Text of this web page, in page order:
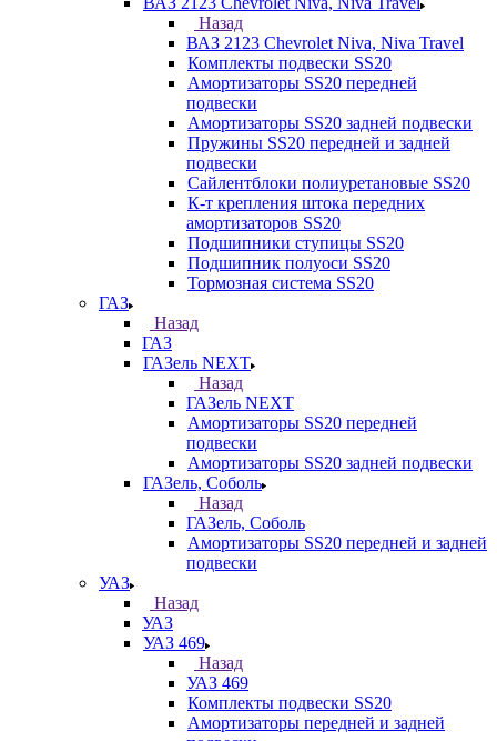
Назад
ВАЗ 2123 Chevrolet Niva, Niva Travel
Комплекты подвески SS20
Амортизаторы SS20 передней
подвески
Амортизаторы SS20 задней подвески
Пружины SS20 передней и задней
подвески
Сайлентблоки полиуретановые SS20
К-т крепления штока передних
амортизаторов SS20
Подшипники ступицы SS20
Подшипник полуоси SS20
Тормозная система SS20
ГАЗ
Назад
ГАЗ
ГАЗель NEXT
Назад
ГАЗель NEXT
Амортизаторы SS20 передней
подвески
Амортизаторы SS20 задней подвески
ГАЗель, Соболь
Назад
ГАЗель, Соболь
Амортизаторы SS20 передней и задней
подвески
УАЗ
Назад
УАЗ
УАЗ 469
Назад
УАЗ 469
Комплекты подвески SS20
Амортизаторы передней и задней